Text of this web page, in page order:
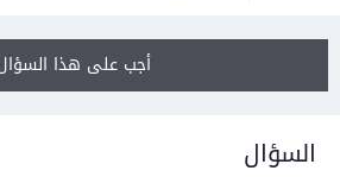
أجب على هذا السؤال
السؤال